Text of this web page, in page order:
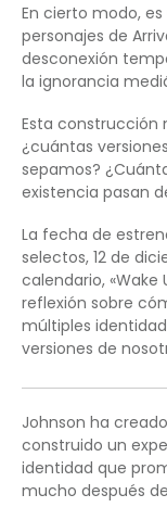
En cierto modo,
personajes de
desconexión
la ignorancia
Esta construcción
¿cuántas
sepamos?
existencia pasan
La fecha de
selectos, 12 de
calendario, «Wake
reflexión sobre
múltiples
versiones de
Johnson ha
construido un
identidad que
mucho después